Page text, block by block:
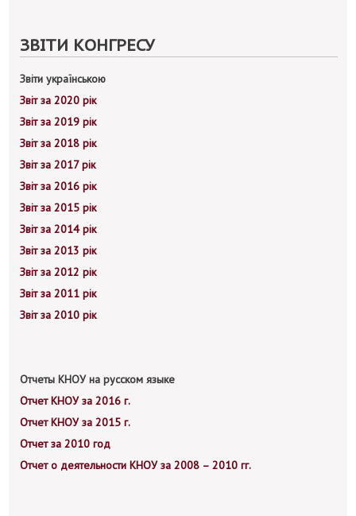
ЗВІТИ КОНГРЕСУ
Звіти українською
Звіт за 2020 рік
Звіт за 2019 рік
Звіт за 2018 рік
Звіт за 2017 рік
Звіт за 2016 рік
Звіт за 2015 рік
Звіт за 2014 рік
Звіт за 2013 рік
Звіт за 2012 рік
Звіт за 2011 рік
Звіт за 2010 рік
Отчеты КНОУ на русском языке
Отчет КНОУ за 2016 г.
Отчет КНОУ за 2015 г.
Отчет за 2010 год
Отчет о деятельности КНОУ за 2008 – 2010 гг.